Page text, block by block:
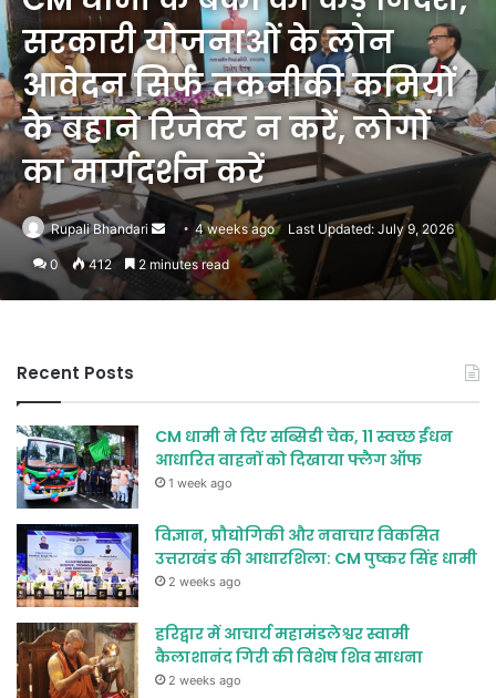
सरकारी योजनाओं के लोन
आवेदन सिर्फ तकनीकी कमियों
के बहाने रिजेक्ट न करें, लोगों
का मार्गदर्शन करें
Rupali Bhandari
Send
an
email
4 weeks ago Last Updated: July 9, 2026
0 412 2 minutes read
Recent Posts
CM धामी ने दिए सब्सिडी चेक, 11 स्वच्छ ईंधन
आधारित वाहनों को दिखाया फ्लैग ऑफ
1 week ago
विज्ञान, प्रौद्योगिकी और नवाचार विकसित
उत्तराखंड की आधारशिला: CM पुष्कर सिंह धामी
2 weeks ago
हरिद्वार में आचार्य महामंडलेश्वर स्वामी
कैलाशानंद गिरी की विशेष शिव साधना
2 weeks ago